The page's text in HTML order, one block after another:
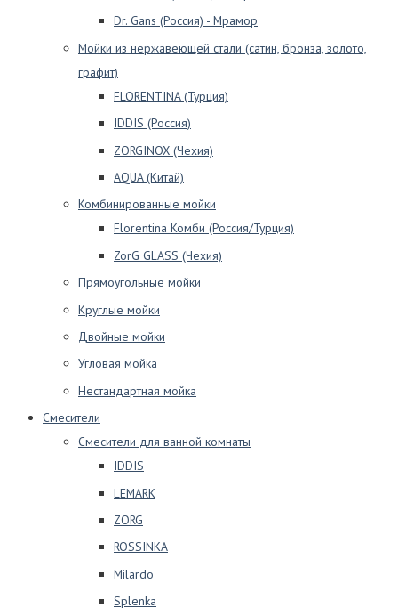
Dr. Gans (Россия) - Мрамор
Мойки из нержавеющей стали (сатин, бронза, золото,
графит)
FLORENTINA (Турция)
IDDIS (Россия)
ZORGINOX (Чехия)
AQUA (Китай)
Комбинированные мойки
Florentina Комби (Россия/Турция)
ZorG GLASS (Чехия)
Прямоугольные мойки
Круглые мойки
Двойные мойки
Угловая мойка
Нестандартная мойка
Смесители
Смесители для ванной комнаты
IDDIS
LEMARK
ZORG
ROSSINKA
Milardo
Splenka